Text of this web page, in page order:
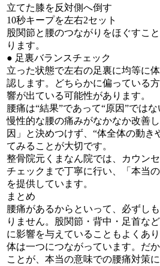
立てた膝を反対側へ倒す
10秒キープを左右2セット
股関節と腰のつながりをほぐすこ
ります。
● 足裏バランスチェック
立った状態で左右の足裏に均等に
認します。どちらかに偏っている
響が出ている可能性があります。
腰痛は“結果”であって“原因”では
慢性的な腰の痛みがなかなか改善
因」と決めつけず、“体全体の動き
てみることが大切です。
整骨院元くまなん院では、カウン
チェックまで丁寧に行い、「本当
を提供しています。
まとめ
腰痛があるからといって、必ずし
りません。股関節・背中・足首な
に影響を与えていることもよくあり
体は一つにつながっています。だ
ことが、本当の意味での腰痛対策に